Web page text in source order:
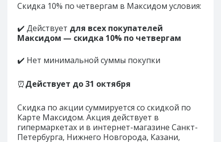
Скидка 10% по четвергам в Максидом условия:
✔️ Действует для всех покупателей
Максидом — скидка 10% по четвергам
✔️ Нет минимальной суммы покупки
⏰Действует до31 октября
Скидка по акции суммируется со скидкой по
Карте Максидом. Акция действует в
гипермаркетах и в интернет-магазине Санкт-
Петербурга, Нижнего Новгорода, Казани,